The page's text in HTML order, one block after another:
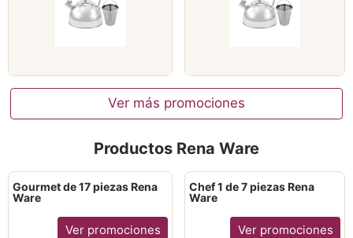
Ver más promociones
Productos Rena Ware
Gourmet de 17 piezas Rena
Ware
Ver promociones
Chef 1 de 7 piezas Rena
Ware
Ver promociones